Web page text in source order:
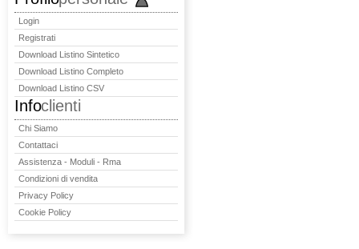
Login
Registrati
Download Listino Sintetico
Download Listino Completo
Download Listino CSV
Infoclienti
Chi Siamo
Contattaci
Assistenza - Moduli - Rma
Condizioni di vendita
Privacy Policy
Cookie Policy